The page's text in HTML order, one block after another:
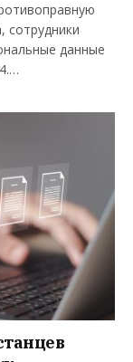
сотрудники
данные